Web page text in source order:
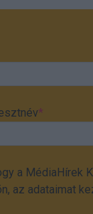
*
a MédiaHírek
az adataimat